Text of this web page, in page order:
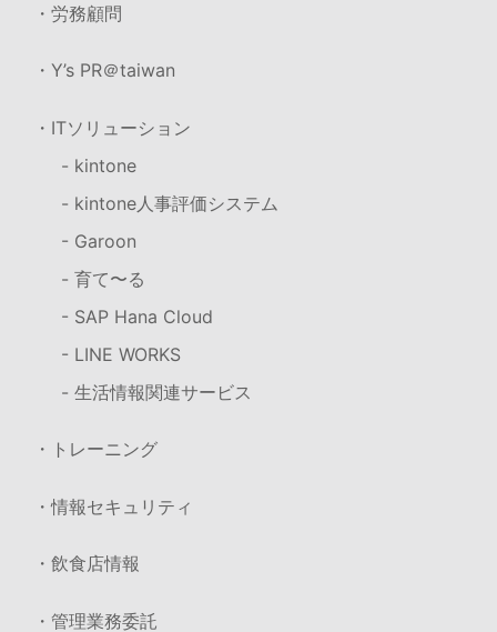
・労務顧問
・Y’s PR＠taiwan
・ITソリューション
- kintone
- kintone人事評価システム
- Garoon
- 育て〜る
- SAP Hana Cloud
- LINE WORKS
- 生活情報関連サービス
・トレーニング
・情報セキュリティ
・飲食店情報
・管理業務委託